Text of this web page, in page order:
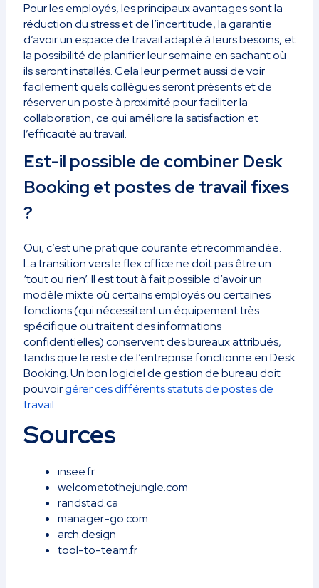
Pour les employés, les principaux avantages sont la
réduction du stress et de l’incertitude, la garantie
d’avoir un espace de travail adapté à leurs besoins, et
la possibilité de planifier leur semaine en sachant où
ils seront installés. Cela leur permet aussi de voir
facilement quels collègues seront présents et de
réserver un poste à proximité pour faciliter la
collaboration, ce qui améliore la satisfaction et
l’efficacité au travail.
Est-il possible de combiner Desk
Booking et postes de travail fixes
?
Oui, c’est une pratique courante et recommandée.
La transition vers le flex office ne doit pas être un
‘tout ou rien’. Il est tout à fait possible d’avoir un
modèle mixte où certains employés ou certaines
fonctions (qui nécessitent un équipement très
spécifique ou traitent des informations
confidentielles) conservent des bureaux attribués,
tandis que le reste de l’entreprise fonctionne en Desk
Booking. Un bon logiciel de gestion de bureau doit
pouvoirgérer ces différents statuts de postes de
travail.
Sources
insee.fr
welcometothejungle.com
randstad.ca
manager-go.com
arch.design
tool-to-team.fr